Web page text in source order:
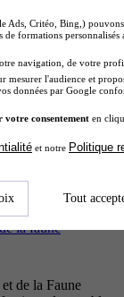
la faune
de la Faune
Ads, Critéo, Bing,)
formations
navigation, de votre
l'audience et
données par Google
votre consentement en
et notre Politique
Tout